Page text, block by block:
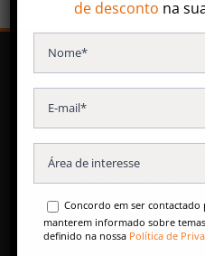
SERVIÇOS
Especializações Pós-
Formação para Empresas
Conteúdos Gratuitos
de desconto na
Concordo em ser
manterem informado sobre
definido na nossa Política de